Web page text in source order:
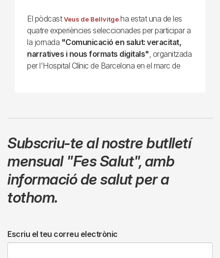
El pòdcast Veus de Bellvitgeha estat una de les
quatre experiències seleccionades per participar a
la jornada "Comunicació en salut: veracitat,
narratives i nous formats digitals" , organitzada
per l'Hospital Clínic de Barcelona en el marc de
Subscriu-te al nostre butlletí
mensual "Fes Salut",amb
informació de salut per a
tothom.
Escriu el teu correu electrònic